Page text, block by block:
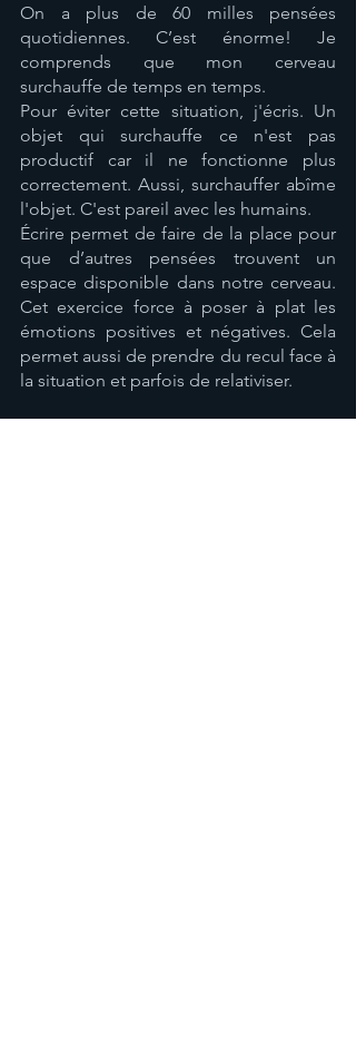
On a plus de 60 milles pensées
quotidiennes. C’est énorme! Je
comprends que mon cerveau
surchauffe de temps en temps.
Pour éviter cette situation, j'écris. Un
objet qui surchauffe ce n'est pas
productif car il ne fonctionne plus
correctement. Aussi, surchauffer abîme
l'objet. C'est pareil avec les humains.
Écrire permet de faire de la place pour
que d’autres pensées trouvent un
espace disponible dans notre cerveau.
Cet exercice force à poser à plat les
émotions positives et négatives. Cela
permet aussi de prendre du recul face à
la situation et parfois de relativiser.